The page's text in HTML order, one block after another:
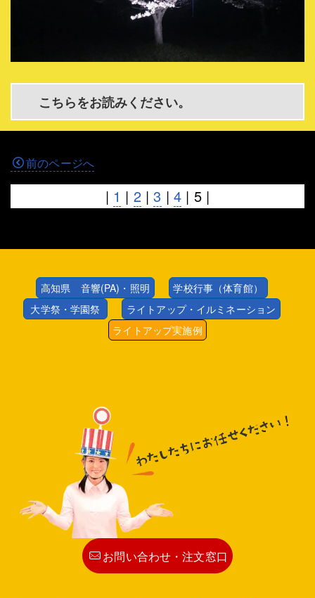
こちらをお読みください。
前のページへ
| 1 | 2 | 3 | 4 | 5 |
高知県 音響(PA)・照明
学校行事（体育館）
大学祭・学園祭
ライトアップ・イルミネーション
ライトアップ実施例
お問い合わせ・注文窓口